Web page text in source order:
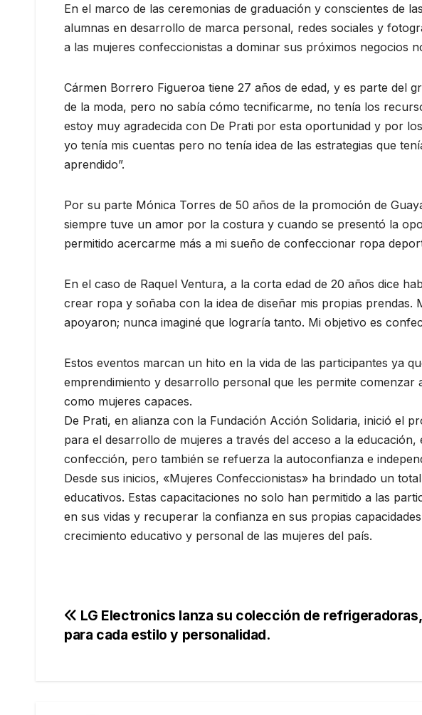
En el marco de las ceremonias de graduación y conscientes de
alumnas en desarrollo de marca personal, redes sociales y
a las mujeres confeccionistas a dominar sus próximos negocios
Cármen Borrero Figueroa tiene 27 años de edad, y es parte del
de la moda, pero no sabía cómo tecnificarme, no tenía los
estoy muy agradecida con De Prati por esta oportunidad y por
yo tenía mis cuentas pero no tenía idea de las estrategias que
aprendido”.
Por su parte Mónica Torres de 50 años de la promoción de
siempre tuve un amor por la costura y cuando se presentó la
permitido acercarme más a mi sueño de confeccionar ropa
En el caso de Raquel Ventura, a la corta edad de 20 años dice
crear ropa y soñaba con la idea de diseñar mis propias
apoyaron; nunca imaginé que lograría tanto. Mi objetivo es
Estos eventos marcan un hito en la vida de las participantes ya
emprendimiento y desarrollo personal que les permite
como mujeres capaces.
De Prati, en alianza con la Fundación Acción Solidaria, inició el
para el desarrollo de mujeres a través del acceso a la
confección, pero también se refuerza la autoconfianza e
Desde sus inicios, «Mujeres Confeccionistas» ha brindado un
educativos. Estas capacitaciones no solo han permitido a las
en sus vidas y recuperar la confianza en sus propias
crecimiento educativo y personal de las mujeres del país.
Navegación
de
LG Electronics lanza su colección de
para cada estilo y personalidad.